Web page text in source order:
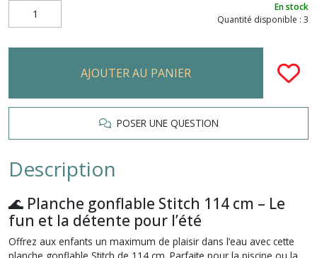
En stock
Quantité disponible : 3
AJOUTER AU PANIER
POSER UNE QUESTION
Description
🌊 Planche gonflable Stitch 114 cm – Le
fun et la détente pour l’été
Offrez aux enfants un maximum de plaisir dans l’eau avec cette